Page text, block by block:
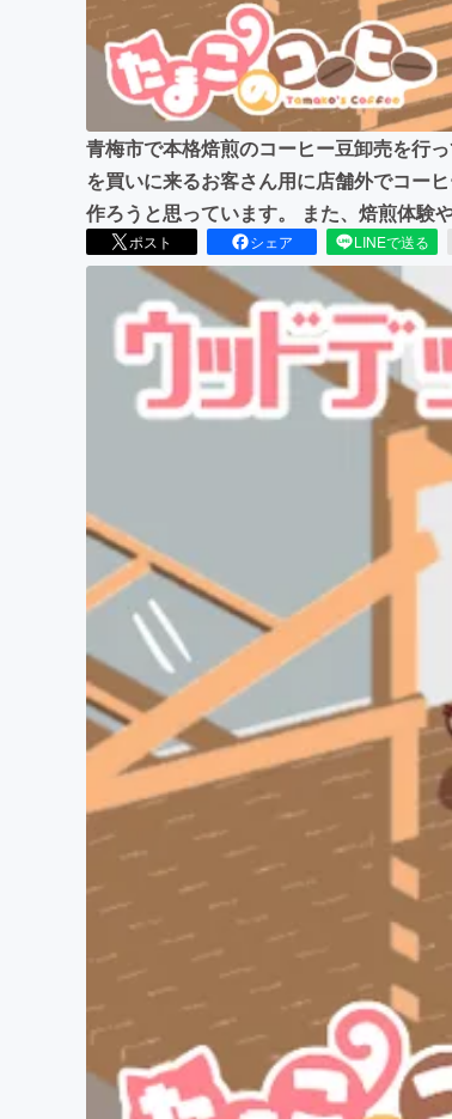
青梅市で本格焙煎のコーヒー豆卸売を行
を買いに来るお客さん用に店舗外でコー
作ろうと思っています。 また、焙煎体験
ポスト シェア LINEで送る